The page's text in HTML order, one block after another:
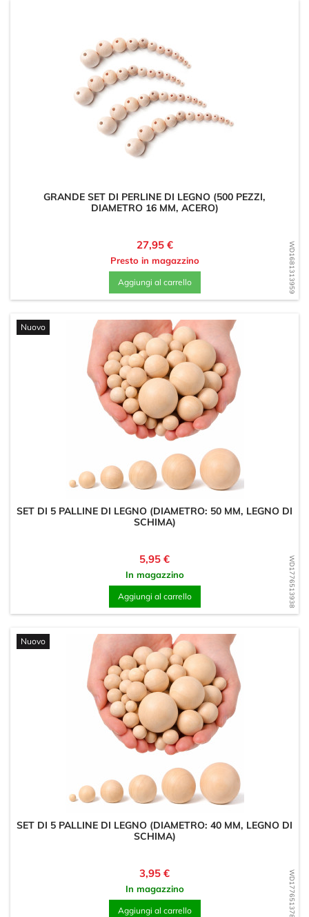
WD1681313959
GRANDE SET DI PERLINE DI LEGNO (500 PEZZI,
DIAMETRO 16 MM, ACERO)
Prezzo
27,95 €
Presto in magazzino
Aggiungi al carrello
WD1776513938
Nuovo
SET DI 5 PALLINE DI LEGNO (DIAMETRO: 50 MM, LEGNO DI
SCHIMA)
Prezzo
5,95 €
In magazzino
Aggiungi al carrello
WD1776513780
Nuovo
SET DI 5 PALLINE DI LEGNO (DIAMETRO: 40 MM, LEGNO DI
SCHIMA)
Prezzo
3,95 €
In magazzino
Aggiungi al carrello